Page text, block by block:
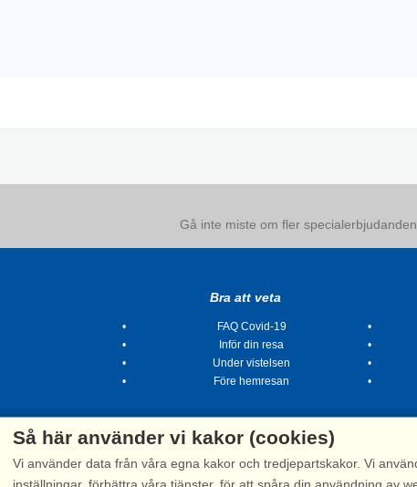
Gå inte miste om fler
Bra att veta
FAQ Covid-19
Inför din resa
Under vistelsen
Före hemresan
Så här använder vi kakor (cookies)
Vi använder data från våra egna kakor och tredjepartskakor. Vi
inställningar, förbättra våra tjänster, för att spåra din användning av